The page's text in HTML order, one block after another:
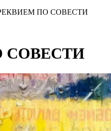
ПО СОВЕСТИ
СОВЕСТИ